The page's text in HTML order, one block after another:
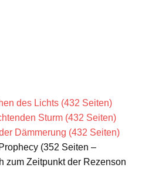
des Lichts (432 Seiten)
Sturm (432 Seiten)
Dämmerung (432 Seiten)
(352 Seiten –
zum Zeitpunkt der Rezenson